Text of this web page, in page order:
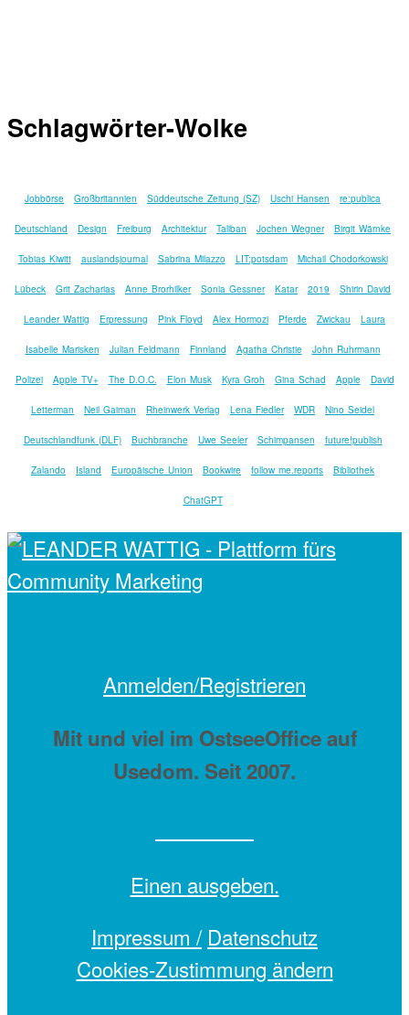
Schlagwörter-Wolke
Jobbörse Großbritannien Süddeutsche Zeitung (SZ) Uschi Hansen re:publica
Deutschland Design Freiburg Architektur Taliban Jochen Wegner Birgit Wärnke
Tobias Kiwitt auslandsjournal Sabrina Milazzo LIT:potsdam Michail Chodorkowski
Lübeck Grit Zacharias Anne Brorhilker Sonia Gessner Katar 2019 Shirin David
Leander Wattig Erpressung Pink Floyd Alex Hormozi Pferde Zwickau Laura
Isabelle Marisken Julian Feldmann Finnland Agatha Christie John Ruhrmann
Polizei Apple TV+ The D.O.C. Elon Musk Kyra Groh Gina Schad Apple David
Letterman Neil Gaiman Rheinwerk Verlag Lena Fiedler WDR Nino Seidel
Deutschlandfunk (DLF) Buchbranche Uwe Seeler Schimpansen future!publish
Zalando Island Europäische Union Bookwire follow me.reports Bibliothek
ChatGPT
Anmelden/Registrieren
Mit und viel im OstseeOffice auf
Usedom. Seit 2007.
Einen ausgeben.
Impressum / Datenschutz
Cookies-Zustimmung ändern